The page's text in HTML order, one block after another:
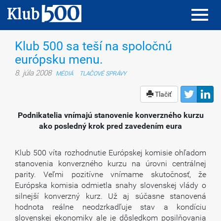
Klub 500 sa teší na spoločnú
európsku menu.
8. júla 2008 MÉDIÁ TLAČOVÉ SPRÁVY
Tlačiť
Podnikatelia vnímajú stanovenie konverzného kurzu
ako posledný krok pred zavedením eura
Klub 500 víta rozhodnutie Európskej komisie ohľadom
stanovenia konverzného kurzu na úrovni centrálnej
parity. Veľmi pozitívne vnímame skutočnosť, že
Európska komisia odmietla snahy slovenskej vlády o
silnejší konverzný kurz. Už aj súčasne stanovená
hodnota reálne neodzrkadľuje stav a kondíciu
slovenskej ekonomiky ale je dôsledkom posilňovania